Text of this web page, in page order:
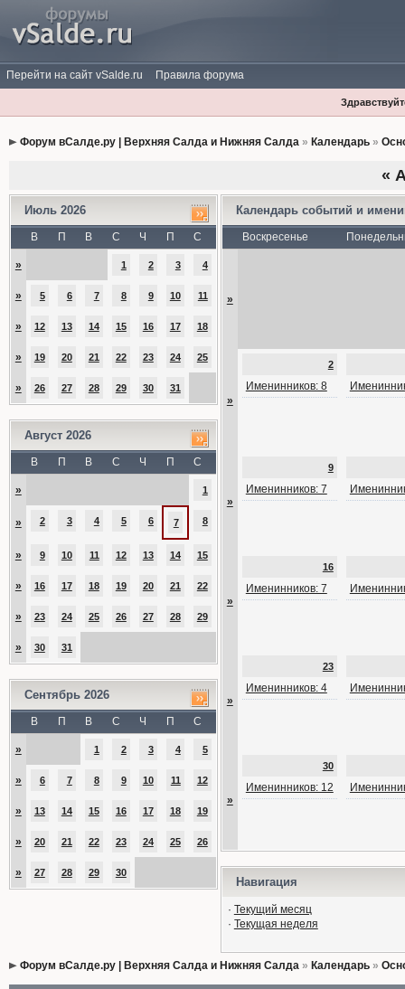
Перейти на сайт vSalde.ru Правила форума
Форум вСалде.ру | Верхняя Салда и Нижняя Салда» Календарь»
«
Июль 2026
В П В С Ч П С
» 1 2 3 4
» 5 6 7 8 9 10 11
» 12 13 14 15 16 17 18
» 19 20 21 22 23 24 25
» 26 27 28 29 30 31
Август 2026
В П В С Ч П С
» 1
» 2 3 4 5 6 7 8
» 9 10 11 12 13 14 15
» 16 17 18 19 20 21 22
» 23 24 25 26 27 28 29
» 30 31
Сентябрь 2026
В П В С Ч П С
» 1 2 3 4 5
» 6 7 8 9 10 11 12
» 13 14 15 16 17 18 19
» 20 21 22 23 24 25 26
» 27 28 29 30
Календарь событий и
Воскресенье
»
»
2
Именинников: 8
»
9
Именинников: 7
»
16
Именинников: 7
»
23
Именинников: 4
»
30
Именинников: 12
Навигация
· Текущий месяц
· Текущая неделя
Форум вСалде.ру | Верхняя Салда и Нижняя Салда» Календарь»